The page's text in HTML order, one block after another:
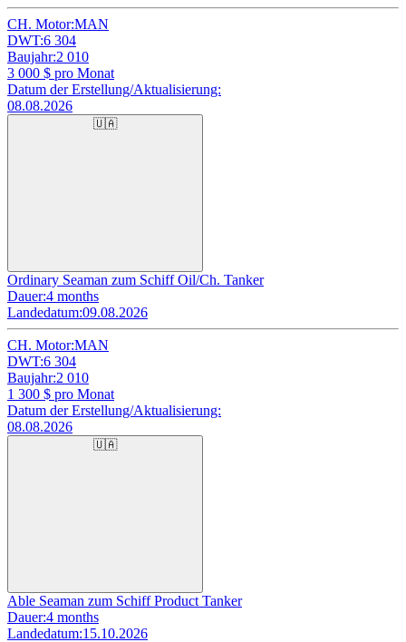
CH. Motor:MAN
DWT:6 304
Baujahr:2 010
3 000 $ pro Monat
Datum der Erstellung/Aktualisierung:
08.08.2026
🇺🇦
Ordinary Seaman zum Schiff Oil/Ch. Tanker
Dauer:4 months
Landedatum:09.08.2026
CH. Motor:MAN
DWT:6 304
Baujahr:2 010
1 300 $ pro Monat
Datum der Erstellung/Aktualisierung:
08.08.2026
🇺🇦
Able Seaman zum Schiff Product Tanker
Dauer:4 months
Landedatum:15.10.2026